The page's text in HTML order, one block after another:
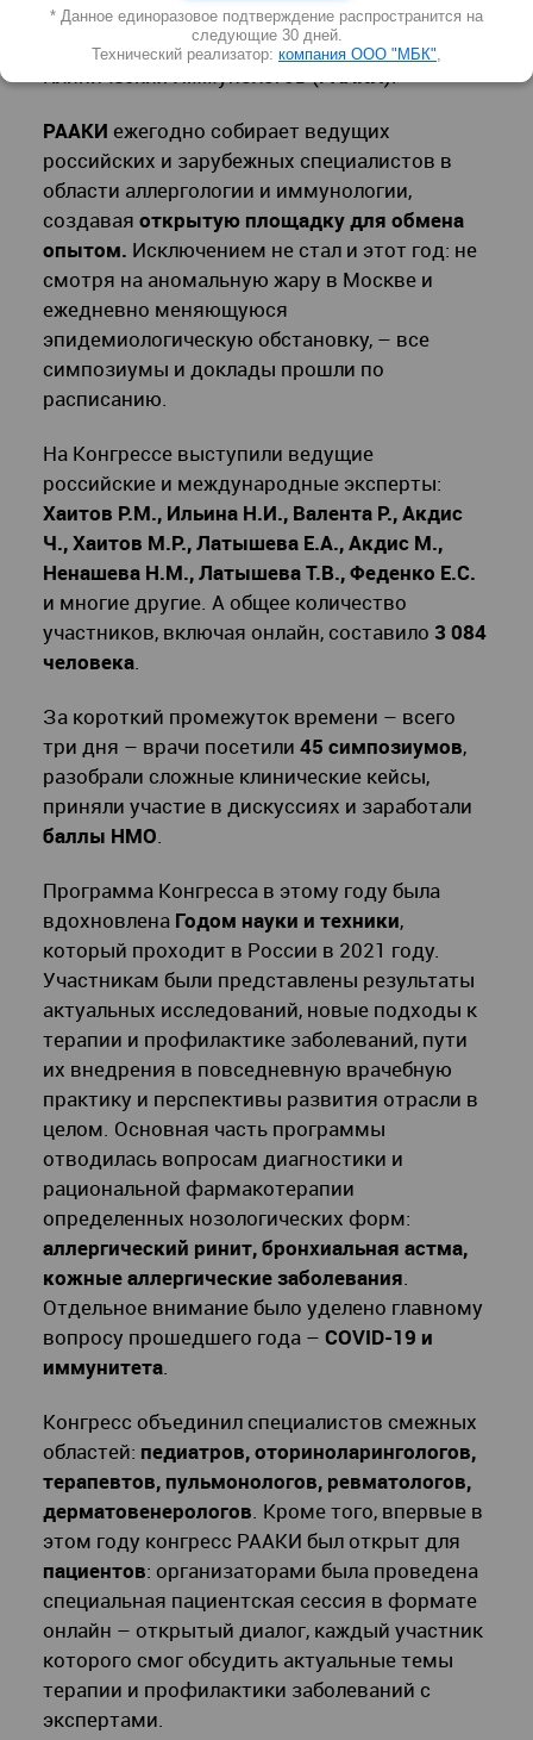
Организатором мероприятия является
Российская Ассоциация Аллергологов и
РААКИ ежегодно собирает ведущих
российских и зарубежных специалистов в
области аллергологии и иммунологии,
создавая открытую площадку для обмена
опытом. Исключением не стал и этот год: не
смотря на аномальную жару в Москве и
ежедневно меняющуюся
эпидемиологическую обстановку, – все
симпозиумы и доклады прошли по
расписанию.
На Конгрессе выступили ведущие
российские и международные эксперты:
Хаитов Р.М., Ильина Н.И., Валента Р., Акдис
Ч., Хаитов М.Р., Латышева Е.А., Акдис М.,
Ненашева Н.М., Латышева Т.В., Феденко Е.С.
и многие другие. А общее количество
участников, включая онлайн, составило 3 084
человека
За короткий промежуток времени – всего
три дня – врачи посетили 45 симпозиумов,
разобрали сложные клинические кейсы,
приняли участие в дискуссиях и заработали
баллы НМО
Программа Конгресса в этому году была
вдохновлена Годом науки и техники,
который проходит в России в 2021 году.
Участникам были представлены результаты
актуальных исследований, новые подходы к
терапии и профилактике заболеваний, пути
их внедрения в повседневную врачебную
практику и перспективы развития отрасли в
целом. Основная часть программы
отводилась вопросам диагностики и
рациональной фармакотерапии
определенных нозологических форм:
аллергический ринит, бронхиальная астма,
кожные аллергические заболевания
Отдельное внимание было уделено главному
вопросу прошедшего года – COVID-19 и
иммунитета
Конгресс объединил специалистов смежных
областей: педиатров, оториноларингологов,
терапевтов, пульмонологов, ревматологов,
дерматовенерологов . Кроме того, впервые в
этом году конгресс РААКИ был открыт для
пациентов: организаторами была проведена
специальная пациентская сессия в формате
онлайн – открытый диалог, каждый участник
которого смог обсудить актуальные темы
терапии и профилактики заболеваний с
экспертами.
* Данное единоразовое подтверждение распространится на
следующие 30 дней.
Технический реализатор: компания ООО "МБК"